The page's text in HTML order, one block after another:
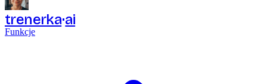
trenerka ai
Funkcje